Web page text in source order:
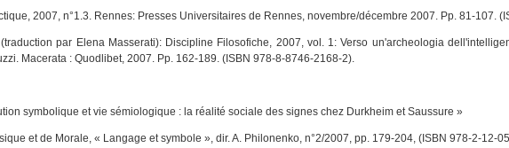
, 2007, n°1.3. Rennes: Presses Universitaires de Rennes, novembre/décembre 2007. Pp. 81-107.
par Elena Masserati): Discipline Filosofiche , 2007, vol. 1: Verso un'archeologia
Macerata : Quodlibet, 2007. Pp. 162-189. (ISBN 978-8-8746-2168-2).
symbolique et vie sémiologique : la réalité sociale des signes chez Durkheim et Saussure »
et de Morale , « Langage et symbole », dir. A. Philonenko, n°2/2007, pp. 179-204, (ISBN 978-2-12-